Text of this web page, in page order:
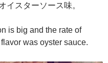
イスターソース味。
is big and the rate of
was oyster sauce.